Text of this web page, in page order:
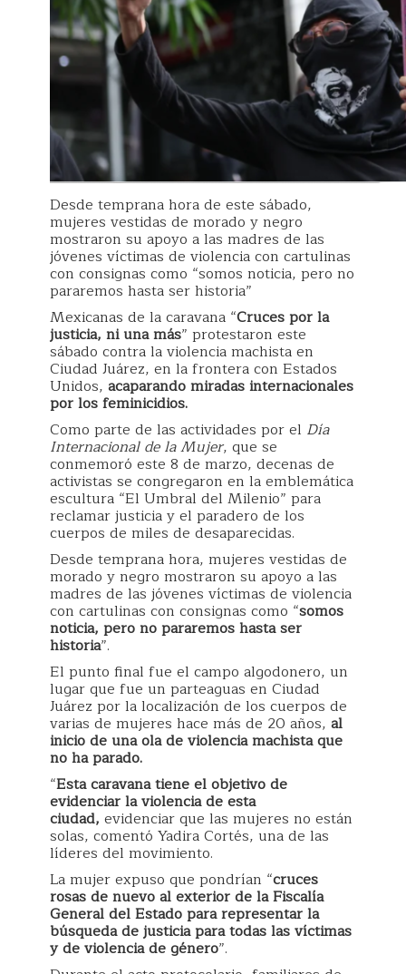
Desde temprana hora de este sábado,
mujeres vestidas de morado y negro
mostraron su apoyo a las madres de las
jóvenes víctimas de violencia con cartulinas
con consignas como “somos noticia, pero no
pararemos hasta ser historia”
Mexicanas de la caravana “Cruces por la
justicia, ni una más” protestaron este
sábado contra la violencia machista en
Ciudad Juárez, en la frontera con Estados
Unidos, acaparando miradas internacionales
por los feminicidios.
Como parte de las actividades por el Día
Internacional de la Mujer, que se
conmemoró este 8 de marzo, decenas de
activistas se congregaron en la emblemática
escultura “El Umbral del Milenio” para
reclamar justicia y el paradero de los
cuerpos de miles de desaparecidas.
Desde temprana hora, mujeres vestidas de
morado y negro mostraron su apoyo a las
madres de las jóvenes víctimas de violencia
con cartulinas con consignas como “somos
noticia, pero no pararemos hasta ser
historia”.
El punto final fue el campo algodonero, un
lugar que fue un parteaguas en Ciudad
Juárez por la localización de los cuerpos de
varias de mujeres hace más de 20 años, al
inicio de una ola de violencia machista que
no ha parado.
“Esta caravana tiene el objetivo de
evidenciar la violencia de esta
ciudad, evidenciar que las mujeres no están
solas, comentó Yadira Cortés, una de las
líderes del movimiento.
La mujer expuso que pondrían “cruces
rosas de nuevo al exterior de la Fiscalía
General del Estado para representar la
búsqueda de justicia para todas las víctimas
y de violencia de género”.